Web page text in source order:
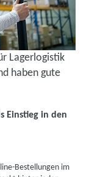
Lagerlogistik
haben gute
Einstieg in den
Bestellungen im